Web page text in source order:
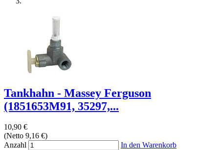
Tankhahn - Massey Ferguson
(1851653M91, 35297,...
10,90 €
(Netto 9,16 €)
Anzahl
In den Warenkorb